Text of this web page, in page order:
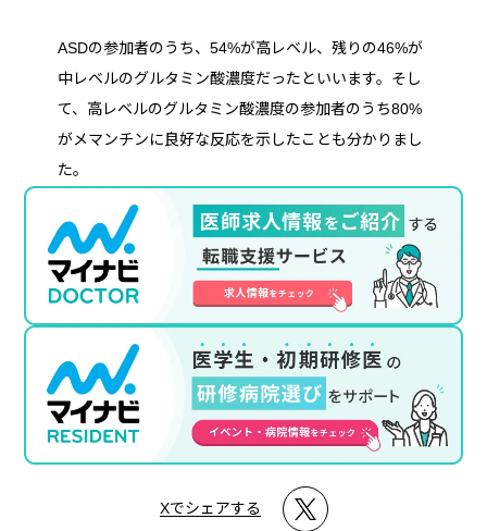
ASDの参加者のうち、54%が高レベル、残りの46%が
中レベルのグルタミン酸濃度だったといいます。そし
て、高レベルのグルタミン酸濃度の参加者のうち80%
がメマンチンに良好な反応を示したことも分かりまし
た。
Xでシェアする